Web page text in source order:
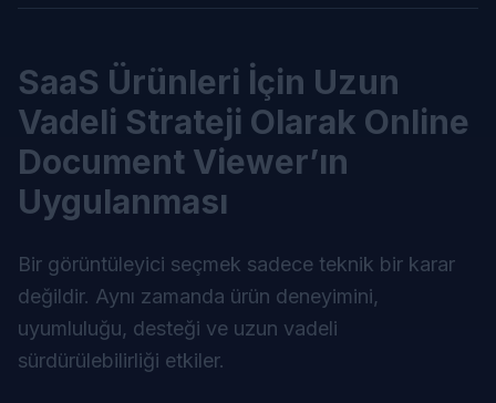
SaaS Ürünleri İçin Uzun
Vadeli Strateji Olarak Online
Document Viewer’ın
Uygulanması
Bir görüntüleyici seçmek sadece teknik bir karar
değildir. Aynı zamanda ürün deneyimini,
uyumluluğu, desteği ve uzun vadeli
sürdürülebilirliği etkiler.